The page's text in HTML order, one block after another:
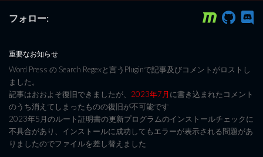
フォロー:
重要なお知らせ
Word Press の Search Regexと言うPluginで記事及びコメントがロストし
ました。
記事はおおよそ復旧できましたが、 2023年7月に書き込まれたコメント
のうち消えてしまったものの復旧が不可能です
2023年5月のルート証明書の更新プログラムのインストールチェックに
不具合があり、インストールに成功してもエラーが表示される問題があ
りましたのでファイルを差し替えました